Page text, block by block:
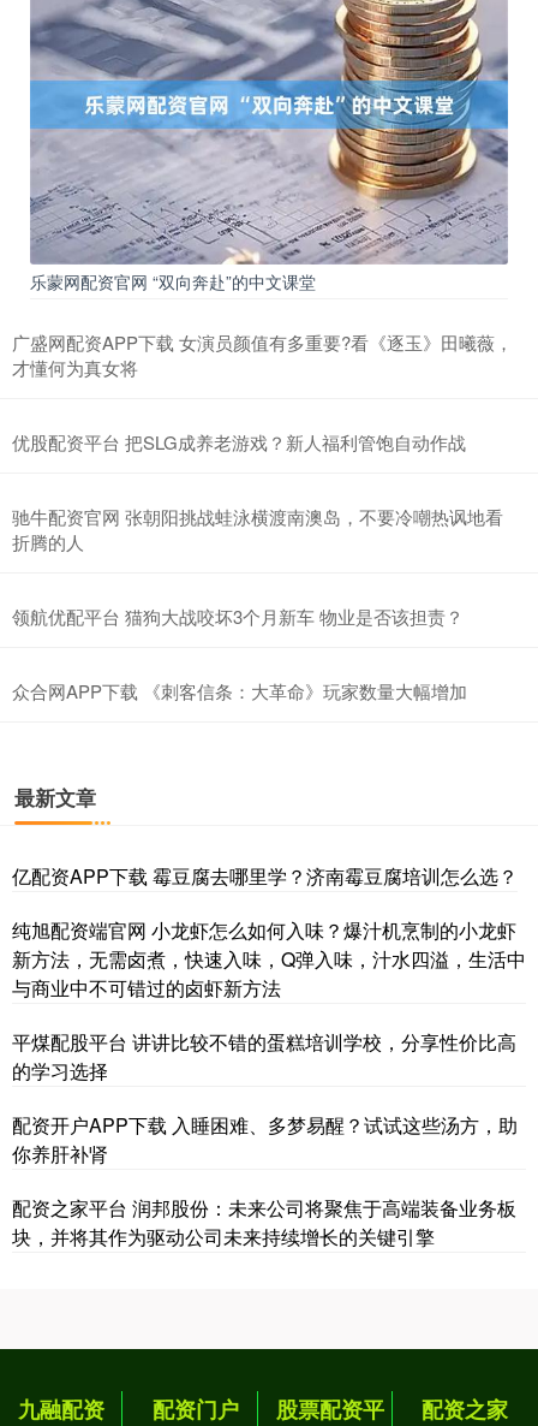
乐蒙网配资官网 “双向奔赴”的中文课堂
广盛网配资APP下载 女演员颜值有多重要?看《逐玉》田曦薇，
才懂何为真女将
优股配资平台 把SLG成养老游戏？新人福利管饱自动作战
驰牛配资官网 张朝阳挑战蛙泳横渡南澳岛，不要冷嘲热讽地看
折腾的人
领航优配平台 猫狗大战咬坏3个月新车 物业是否该担责？
众合网APP下载 《刺客信条：大革命》玩家数量大幅增加
最新文章
亿配资APP下载 霉豆腐去哪里学？济南霉豆腐培训怎么选？
纯旭配资端官网 小龙虾怎么如何入味？爆汁机烹制的小龙虾
新方法，无需卤煮，快速入味，Q弹入味，汁水四溢，生活中
与商业中不可错过的卤虾新方法
平煤配股平台 讲讲比较不错的蛋糕培训学校，分享性价比高
的学习选择
配资开户APP下载 入睡困难、多梦易醒？试试这些汤方，助
你养肝补肾
配资之家平台 润邦股份：未来公司将聚焦于高端装备业务板
块，并将其作为驱动公司未来持续增长的关键引擎
九融配资 配资门户
股票配资平
配资之家